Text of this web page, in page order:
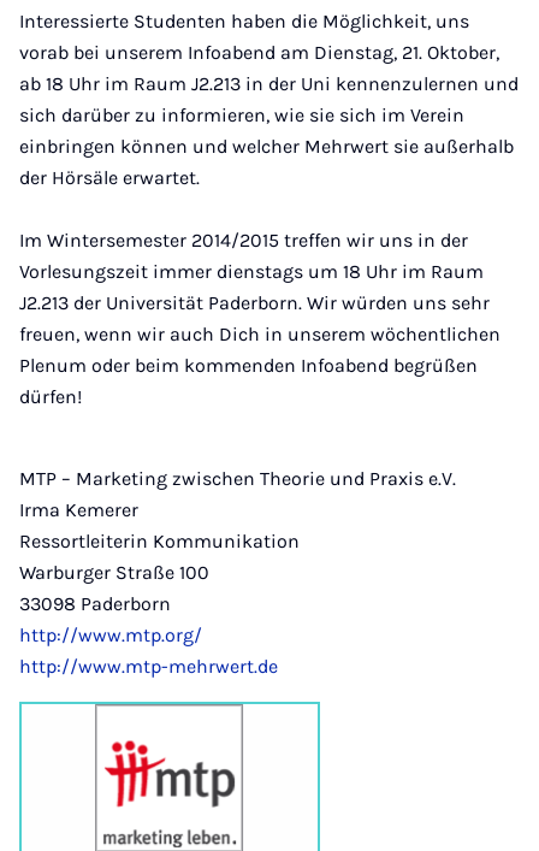
Interessierte Studenten haben die Möglichkeit, uns
vorab bei unserem Infoabend am Dienstag, 21. Oktober,
ab 18 Uhr im Raum J2.213 in der Uni kennenzulernen und
sich darüber zu informieren, wie sie sich im Verein
einbringen können und welcher Mehrwert sie außerhalb
der Hörsäle erwartet.
Im Wintersemester 2014/2015 treffen wir uns in der
Vorlesungszeit immer dienstags um 18 Uhr im Raum
J2.213 der Universität Paderborn. Wir würden uns sehr
freuen, wenn wir auch Dich in unserem wöchentlichen
Plenum oder beim kommenden Infoabend begrüßen
dürfen!
MTP – Marketing zwischen Theorie und Praxis e.V.
Irma Kemerer
Ressortleiterin Kommunikation
Warburger Straße 100
33098 Paderborn
http://www.mtp.org/
http://www.mtp-mehrwert.de